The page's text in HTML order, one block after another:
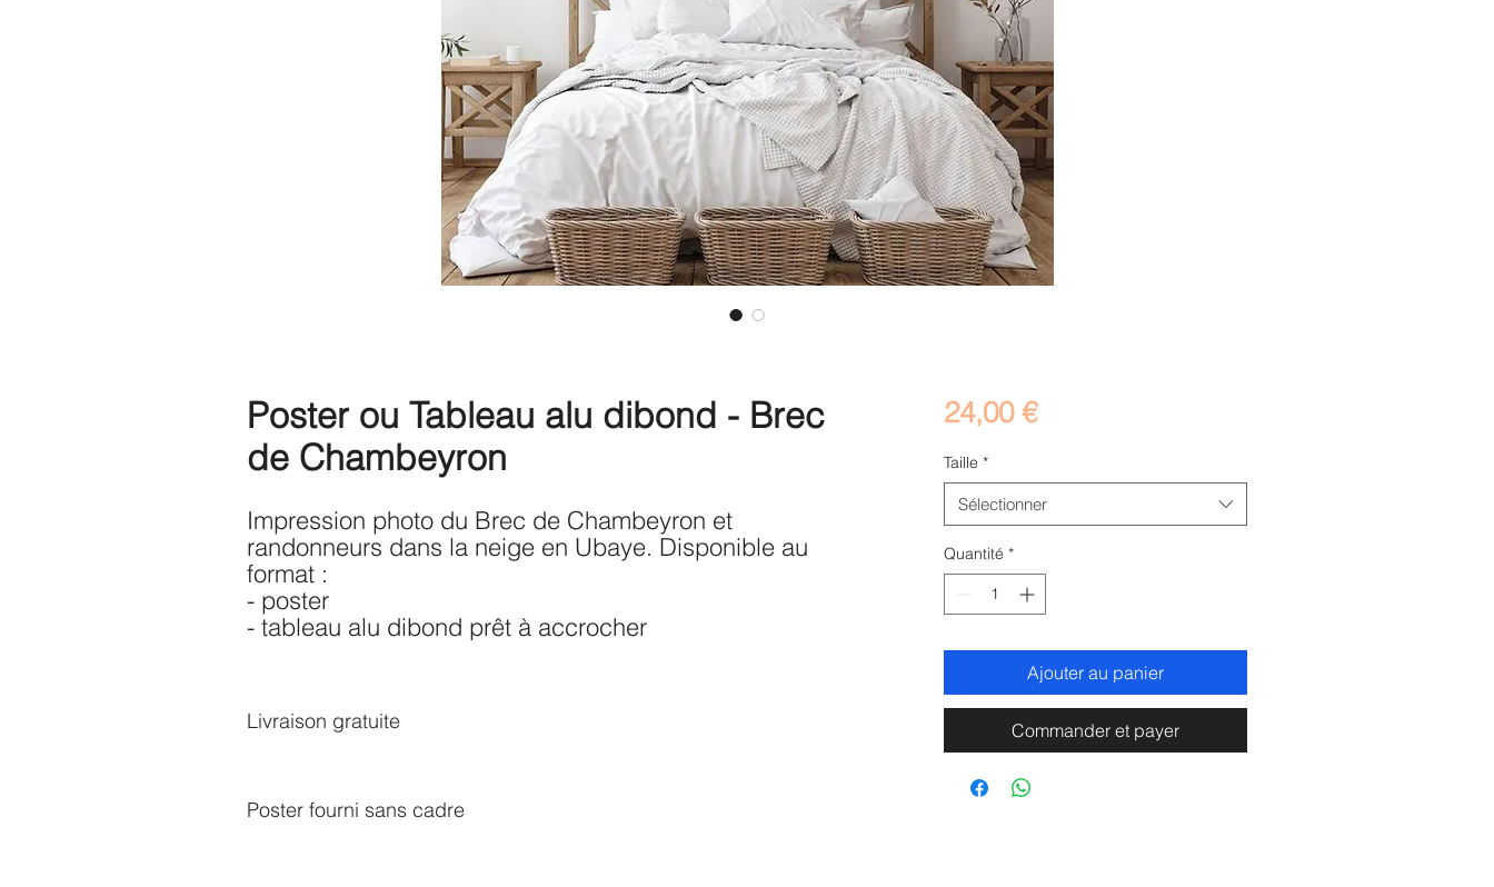
Poster ou Tableau alu dibond - Brec
de Chambeyron
Impression photo du Brec de Chambeyron et
randonneurs dans la neige en Ubaye. Disponible au
format :
- poster
- tableau alu dibond prêt à accrocher
Livraison gratuite
Poster fourni sans cadre
24,00 €Prix
Taille *
Sélectionner
Quantité *
Ajouter au panier
Commander et payer